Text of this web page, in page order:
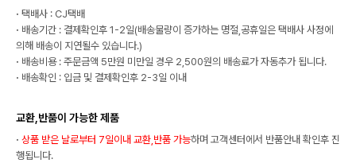
· 택배사 : CJ택배
· 배송기간 : 결제확인후 1-2일(배송물량이 증가하는 명절,공휴일은 택배사 사정에
의해 배송이 지연될수 있습니다.)
· 배송비용 : 주문금액 5만원 미만일 경우 2,500원의 배송료가 자동추가 됩니다.
· 배송확인 : 입금 및 결제확인후 2-3일 이내
교환,반품이 가능한 제품
· 상품 받은 날로부터 7일이내 교환,반품 가능하며 고객센터에서 반품안내 확인후 진
행됩니다.